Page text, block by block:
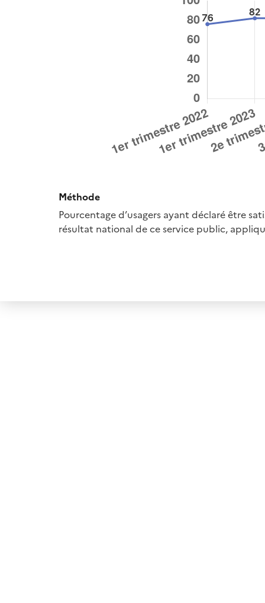
Méthode
Pourcentage d’usagers ayant déclaré être
résultat national de ce service public,